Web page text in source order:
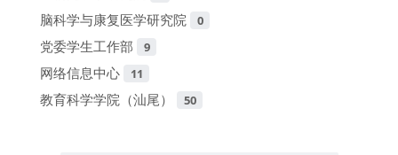
脑科学与康复医学研究院 0
党委学生工作部 9
网络信息中心 11
教育科学学院（汕尾） 50